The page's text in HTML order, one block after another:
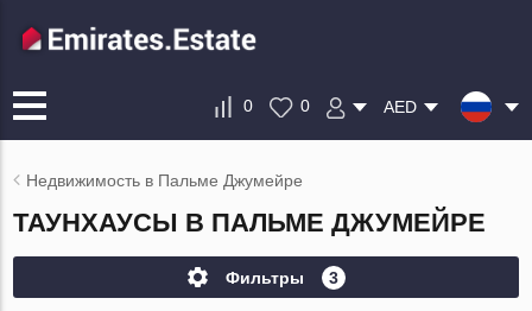
0 0 AED
Недвижимость в Пальме Джумейре
ТАУНХАУСЫ В ПАЛЬМЕ ДЖУМЕЙРЕ
Фильтры 3